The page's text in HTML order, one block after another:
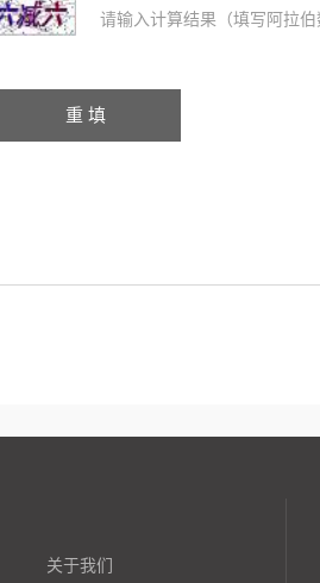
请输入计算结果（填写阿拉
关于我们